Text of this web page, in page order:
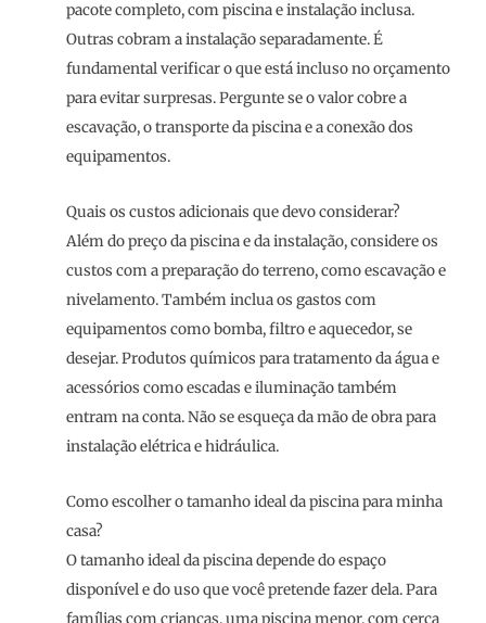
pacote completo, com piscina e instalação inclusa.
Outras cobram a instalação separadamente. É
fundamental verificar o que está incluso no orçamento
para evitar surpresas. Pergunte se o valor cobre a
escavação, o transporte da piscina e a conexão dos
equipamentos.
Quais os custos adicionais que devo considerar?
Além do preço da piscina e da instalação, considere os
custos com a preparação do terreno, como escavação e
nivelamento. Também inclua os gastos com
equipamentos como bomba, filtro e aquecedor, se
desejar. Produtos químicos para tratamento da água e
acessórios como escadas e iluminação também
entram na conta. Não se esqueça da mão de obra para
instalação elétrica e hidráulica.
Como escolher o tamanho ideal da piscina para minha
casa?
O tamanho ideal da piscina depende do espaço
disponível e do uso que você pretende fazer dela. Para